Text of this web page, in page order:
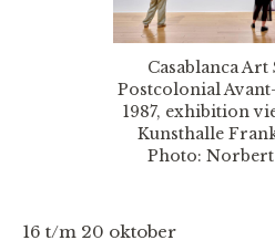
Casablanca Art
Postcolonial
1987, exhibition
Kunsthalle
Photo:
16 t/m 20 oktober